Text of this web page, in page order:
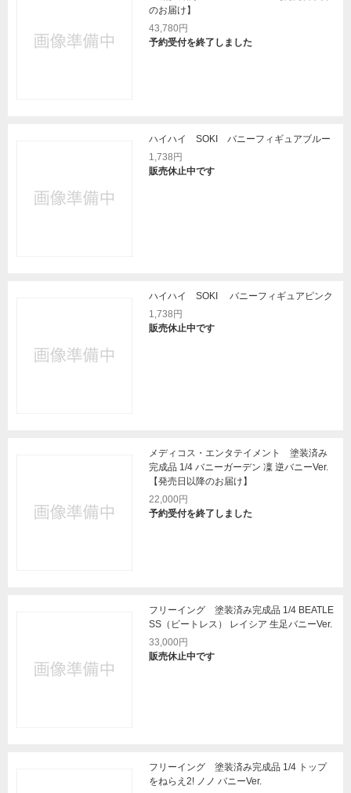
のお届け】
43,780円
予約受付を終了しました
ハイハイ SOKI バニーフィギュアブルー
1,738円
販売休止中です
ハイハイ SOKI バニーフィギュアピンク
1,738円
販売休止中です
メディコス・エンタテイメント 塗装済み
完成品 1/4 バニーガーデン 凜 逆バニーVer.
【発売日以降のお届け】
22,000円
予約受付を終了しました
フリーイング 塗装済み完成品 1/4 BEATLE
SS（ビートレス） レイシア 生足バニーVer.
33,000円
販売休止中です
フリーイング 塗装済み完成品 1/4 トップ
をねらえ2! ノノ バニーVer.